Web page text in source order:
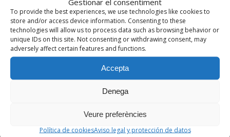
To provide the best experiences, we use technologies like cookies to
store and/or access device information. Consenting to these
technologies will allow us to process data such as browsing behavior or
unique IDs on this site. Not consenting or withdrawing consent, may
adversely affect certain features and functions.
Accepta
Denega
Veure preferències
Política de cookiesAviso legal y protección de datos
Nuestras profesionales de
Neuropsicología
En nuestro servicio de
neuropsicología contamos con
en evaluación y rehabilitación
neuropsicológica, coordinadas con el